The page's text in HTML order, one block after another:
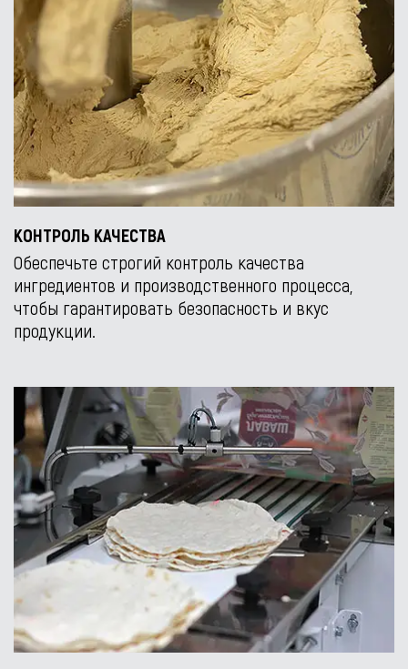
КОНТРОЛЬ КАЧЕСТВА
Обеспечьте строгий контроль качества
ингредиентов и производственного процесса,
чтобы гарантировать безопасность и вкус
продукции.